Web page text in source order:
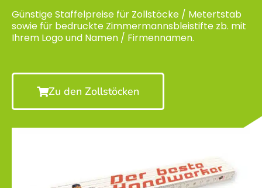
Günstige Staffelpreise für Zollstöcke / Metertstab
sowie für bedruckte Zimmermannsbleistifte zb. mit
Ihrem Logo und Namen / Firmennamen.
Zu den Zollstöcken